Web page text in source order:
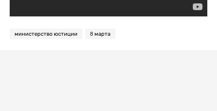
министерство юстиции 8 марта